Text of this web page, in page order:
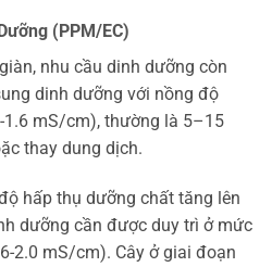
(PPM/EC)
nhu cầu dinh dưỡng còn
dinh dưỡng với nồng độ
1.6 mS/cm), thường là 5–15
thay dung dịch.
hấp thụ dưỡng chất tăng lên
dưỡng cần được duy trì ở mức
2.0 mS/cm). Cây ở giai đoạn